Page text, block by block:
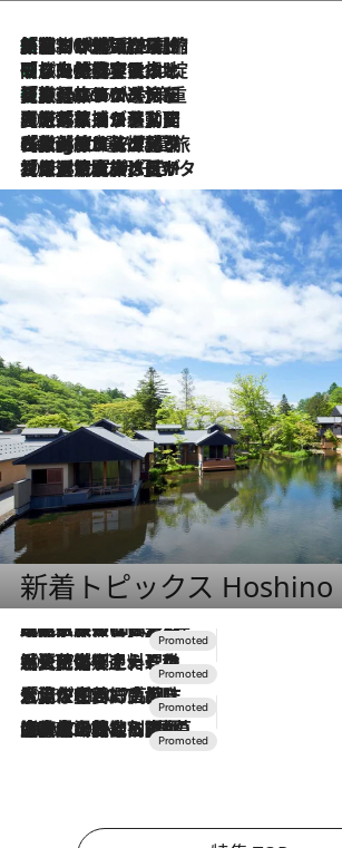
2026.8.6
「荷物が増えるほど旅ストレスは増す」美容ジャーナリストがたどり着いた最終結論。“化粧品を劇的に減らす”感動の凝縮美容とは
2026.8.6
「旅先には金髪ウィッグを持参」日本と同じメイクでは損してる!? 美容ジャーナリストが提案する“掟破りの旅美容”とは
2026.8.6
【厳選旅コスメ】「身軽さ＆UV対策重視！」ヘアアーティストshucoが選んだ夏旅ベストコスメを発表【Mサイズジップ】
2026.8.5
【厳選旅コスメ】国内をあちこち移動する河井菜摘が選んだ夏旅ベストコスメ発表！「リラックスアイテムはマスト」【Mサイズジップ】
2026.8.4
【厳選旅コスメ】「紫外線＆乾燥対策しながらメイク感も！」ヘア＆メイクGeorgeが選んだ夏旅ベストコスメを発表！【Mサイズジップ】
2026.8.3
【厳選旅コスメ】「保湿もタイパ重視！」“サウナ好き”タレント清水みさとが愛用する夏旅ベストコスメを発表！【Mサイズジップ】
新着トピックス Hoshino
2026.7.31
【ホテル帰省】という選択肢をOMOが提案。家族とほどよい距離を保つには「昼は実家、夜は気兼ねなくホテルで！」
2026.7.24
【夏限定ディナーコース】旬を迎える稚鮎や花ズッキーニなどをイタリア・トスカーナの郷土料理の手法で満喫！
2026.7.17
「土佐和ハーブかき氷」がOMO7高知に登場！生姜、山椒、大葉など目にも舌にも涼を呼ぶ郷土の味
2026.7.10
NEW OPEN！【界 草津】名湯の地に誕生。趣の異なる2種の温泉と上州ならではの会席・蕎麦割烹など美食を味わう究極の癒やし旅